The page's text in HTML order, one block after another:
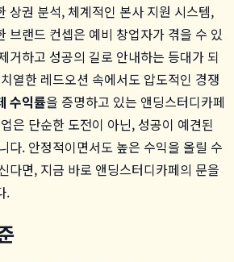
상권 분석, 체계적인 본사 지원 시스템,
브랜드 컨셉은 예비 창업자가 겪을 수 있
거하고 성공의 길로 안내하는 등대가 되
열한 레드오션 속에서도 압도적인 경쟁
수익률을 증명하고 있는 앤딩스터디카페
은 단순한 도전이 아닌, 성공이 예견된
다. 안정적이면서도 높은 수익을 올릴 수
다면, 지금 바로 앤딩스터디카페의 문을
.